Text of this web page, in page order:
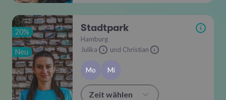
20%
Neu
Stadtpark i
Hamburg
Julika
i und Christian i
Mo Mi
Zeit wählen